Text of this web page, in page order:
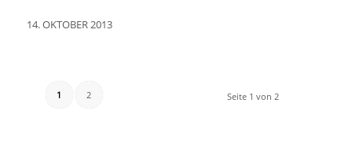
14. OKTOBER 2013
Seite 1 von 2
1 2